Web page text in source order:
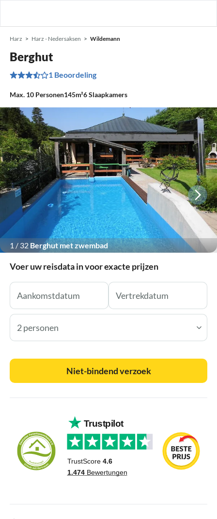
Harz Harz - Nedersaksen Wildemann
Berghut
1 Beoordeling
Max. 10 Personen145m²6Slaapkamers
1 / 32 Berghut met zwembad
Voer uw reisdata in voor exacte prijzen
2 personen
Niet-bindend verzoek